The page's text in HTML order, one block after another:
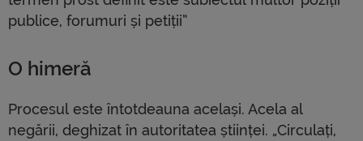
publice, forumuri și petiții”
O himeră
Procesul este întotdeauna același. Acela al
negării, deghizat în autoritatea științei. „Circulați,